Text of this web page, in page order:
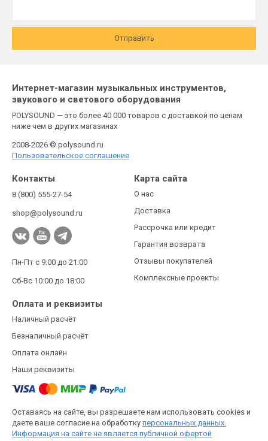
Отправить
Интернет-магазин музыкальных инструментов,
звукового и светового оборудования
POLYSOUND — это более 40 000 товаров с доставкой по ценам
ниже чем в других магазинах
2008-2026 © polysound.ru
Пользовательское соглашение
Контакты
8 (800) 555-27-54
shop@polysound.ru
Пн-Пт с 9:00 до 21:00
Сб-Вс 10:00 до 18:00
Карта сайта
О нас
Доставка
Рассрочка или кредит
Гарантия возврата
Отзывы покупателей
Комплексные проекты
Оплата и реквизиты
Наличный расчёт
Безналичный расчёт
Оплата онлайн
Наши реквизиты
Оставаясь на сайте, вы разрешаете нам использовать cookies и
даете ваше согласие на обработку персональных данных.
Информация на сайте не является публичной офертой